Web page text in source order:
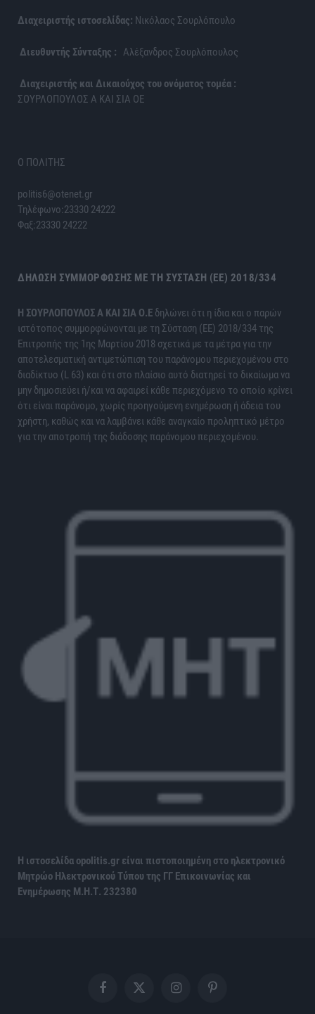
Διαχειριστής ιστοσελίδας: Νικόλαος Σουρλόπουλο
Διευθυντής Σύνταξης : Αλέξανδρος Σουρλόπουλος
Διαχειριστής και Δικαιούχος του ονόματος τομέα :
ΣΟΥΡΛΟΠΟΥΛΟΣ Α ΚΑΙ ΣΙΑ ΟΕ
Ο ΠΟΛΙΤΗΣ
politis6@otenet.gr
Τηλέφωνο:23330 24222
Φαξ:23330 24222
ΔΉΛΩΣΗ ΣΥΜΜΌΡΦΩΣΗΣ ΜΕ ΤΗ ΣΎΣΤΑΣΗ (ΕΕ) 2018/334
H ΣΟΥΡΛΟΠΟΥΛΟΣ Α ΚΑΙ ΣΙΑ Ο.Ε δηλώνει ότι η ίδια και ο παρών
ιστότοπος συμμορφώνονται με τη Σύσταση (ΕΕ) 2018/334 της
Επιτροπής της 1ης Μαρτίου 2018 σχετικά με τα μέτρα για την
αποτελεσματική αντιμετώπιση του παράνομου περιεχομένου στο
διαδίκτυο (L 63) και ότι στο πλαίσιο αυτό διατηρεί το δικαίωμα να
μην δημοσιεύει ή/και να αφαιρεί κάθε περιεχόμενο το οποίο κρίνει
ότι είναι παράνομο, χωρίς προηγούμενη ενημέρωση ή άδεια του
χρήστη, καθώς και να λαμβάνει κάθε αναγκαίο προληπτικό μέτρο
για την αποτροπή της διάδοσης παράνομου περιεχομένου.
Η ιστοσελίδα opolitis.gr είναι πιστοποιημένη στο ηλεκτρονικό
Μητρώο Ηλεκτρονικού Τύπου της ΓΓ Επικοινωνίας και
Ενημέρωσης Μ.Η.Τ. 232380
FacebookX
InstagramPinterest